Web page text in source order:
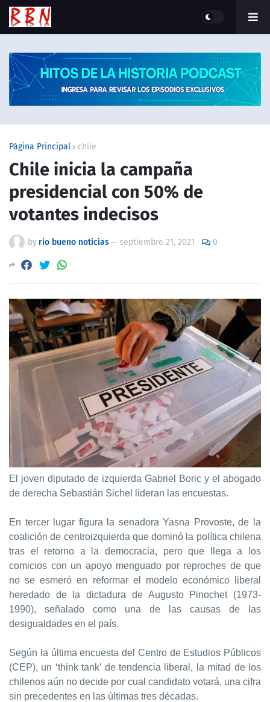
Página Principal chile
Chile inicia la campaña
presidencial con 50% de
votantes indecisos
by rio bueno noticias— septiembre 21, 2021 0
El joven diputado de izquierda Gabriel Boric y el abogado
de derecha Sebastián Sichel lideran las encuestas.
En tercer lugar figura la senadora Yasna Provoste, de la
coalición de centroizquierda que dominó la política chilena
tras el retorno a la democracia, pero que llega a los
comicios con un apoyo menguado por reproches de que
no se esmeró en reformar el modelo económico liberal
heredado de la dictadura de Augusto Pinochet (1973-
1990), señalado como una de las causas de las
desigualdades en el país.
Según la última encuesta del Centro de Estudios Públicos
(CEP), un ‘think tank’ de tendencia liberal, la mitad de los
chilenos aún no decide por cual candidato votará, una cifra
sin precedentes en las últimas tres décadas.